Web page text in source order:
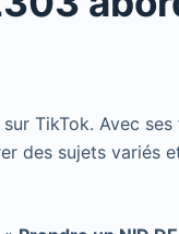
TikTok. Avec
des sujets variés